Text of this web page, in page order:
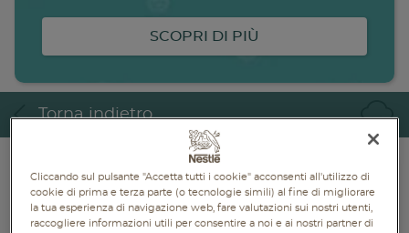
Secondi piatti
Piatti unici
Bevande
Vegetariane
SCOPRI DI PIÙ
Torna indietro
Cliccando sul pulsante "Accetta tutti i cookie" acconsenti all'utilizzo di
cookie di prima e terza parte (o tecnologie simili) al fine di migliorare
la tua esperienza di navigazione web, fare valutazioni sui nostri utenti,
raccogliere informazioni utili per consentire a noi e ai nostri partner di